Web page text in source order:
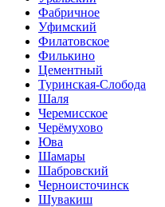
Фабричное
Уфимский
Филатовское
Филькино
Цементный
Туринская-Слобода
Шаля
Черемисское
Черёмухово
Юва
Шамары
Шабровский
Черноисточинск
Шувакиш